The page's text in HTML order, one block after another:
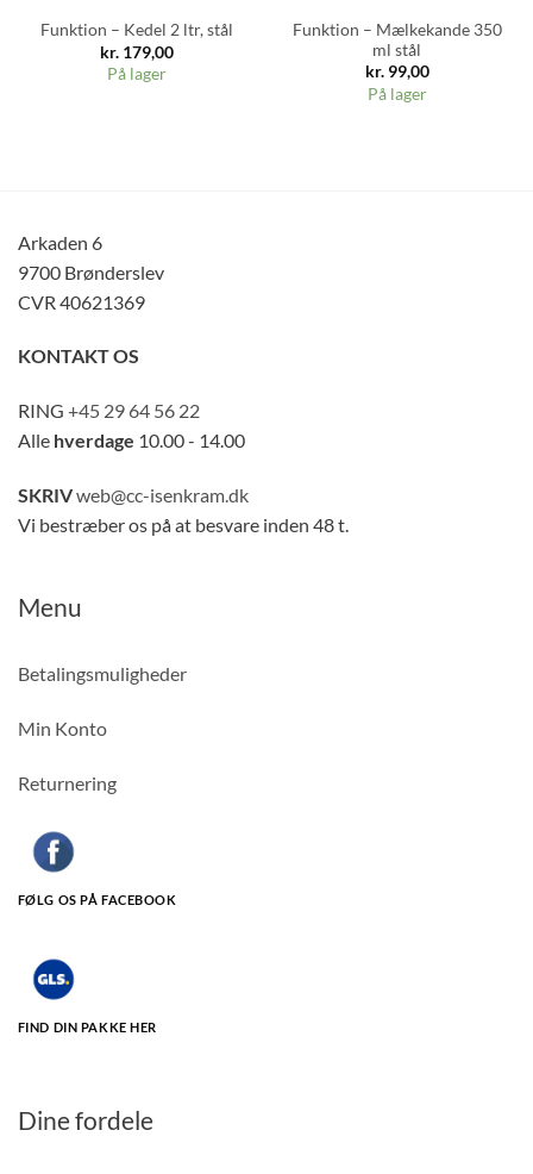
Funktion – Kedel 2 ltr, stål
kr.179,00
På lager
Funktion – Mælkekande 350
ml stål
kr.99,00
På lager
Arkaden 6
9700 Brønderslev
CVR 40621369
KONTAKT OS
RING +45 29 64 56 22
Alle hverdage 10.00 - 14.00
SKRIVweb@cc-isenkram.dk
Vi bestræber os på at besvare inden 48 t.
Menu
Betalingsmuligheder
Min Konto
Returnering
FØLG OS PÅ FACEBOOK
FIND DIN PAKKE HER
Dine fordele